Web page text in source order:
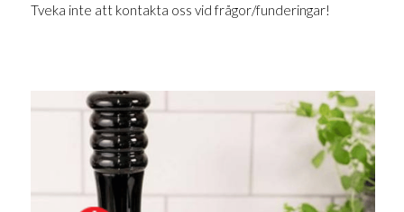
Tveka inte att kontakta oss vid frågor/funderingar!